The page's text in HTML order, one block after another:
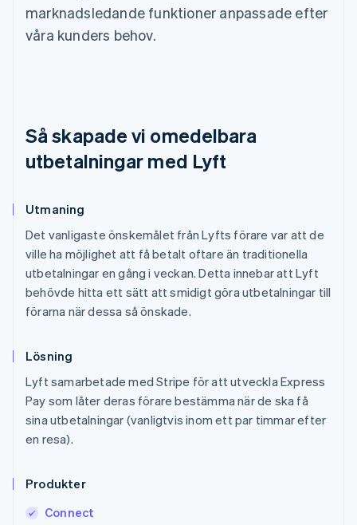
marknadsledande funktioner anpassade efter
våra kunders behov.
Så skapade vi omedelbara
utbetalningar med Lyft
Utmaning
Det vanligaste önskemålet från Lyfts förare var att de
ville ha möjlighet att få betalt oftare än traditionella
utbetalningar en gång i veckan. Detta innebar att Lyft
behövde hitta ett sätt att smidigt göra utbetalningar till
förarna när dessa så önskade.
Lösning
Lyft samarbetade med Stripe för att utveckla Express
Pay som låter deras förare bestämma när de ska få
sina utbetalningar (vanligtvis inom ett par timmar efter
en resa).
Produkter
Connect